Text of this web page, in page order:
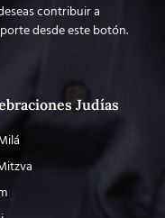
contribuir a
desde este botón.
Judías